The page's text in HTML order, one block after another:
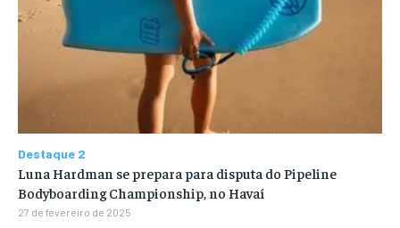
Destaque 2
Luna Hardman se prepara para disputa do Pipeline
Bodyboarding Championship, no Havaí
27 de fevereiro de 2025